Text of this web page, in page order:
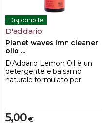
Disponibile
D'addario
Planet waves lmn cleaner
olio ...
D'Addario Lemon Oil è un
detergente e balsamo
naturale formulato per
È particolarmente
consigliato per l'uso su
€
5,00